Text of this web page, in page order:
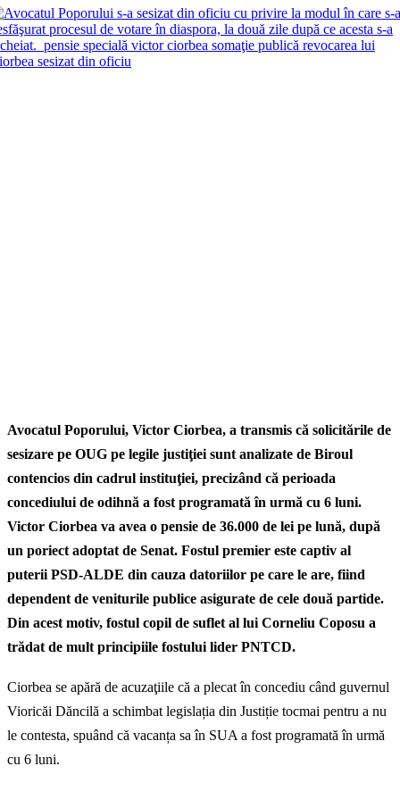
Avocatul Poporului, Victor Ciorbea, a transmis că solicitările de
sesizare pe OUG pe legile justiţiei sunt analizate de Biroul
contencios din cadrul instituţiei, precizând că perioada
concediului de odihnă a fost programată în urmă cu 6 luni.
Victor Ciorbea va avea o pensie de 36.000 de lei pe lună, după
un poriect adoptat de Senat. Fostul premier este captiv al
puterii PSD-ALDE din cauza datoriilor pe care le are, fiind
dependent de veniturile publice asigurate de cele două partide.
Din acest motiv, fostul copil de suflet al lui Corneliu Coposu a
trădat de mult principiile fostului lider PNTCD.
Ciorbea se apără de acuzaţiile că a plecat în concediu când guvernul
Vioricăi Dăncilă a schimbat legislația din Justiție tocmai pentru a nu
le contesta, spuând că vacanța sa în SUA a fost programată în urmă
cu 6 luni.